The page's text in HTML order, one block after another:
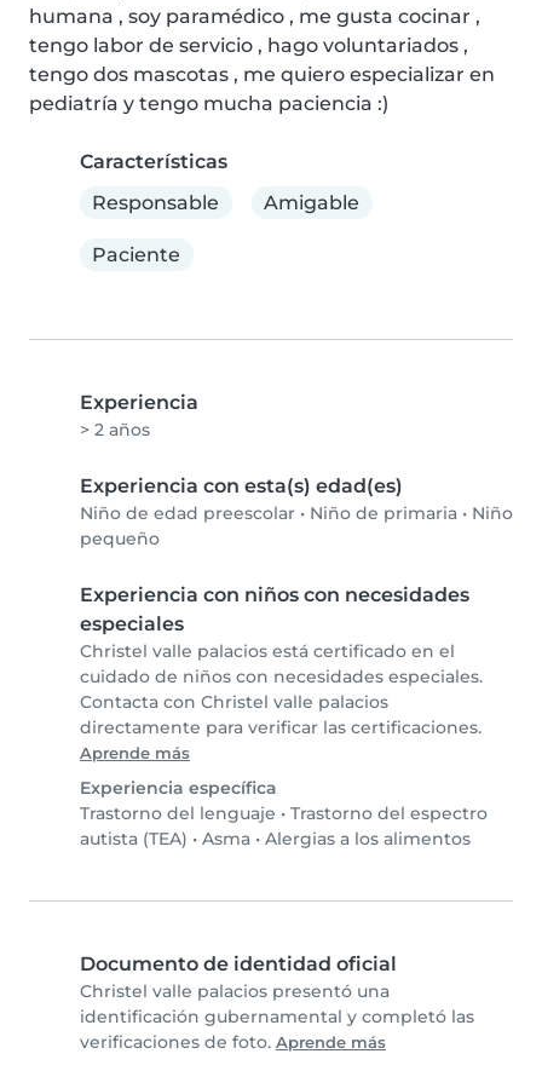
humana , soy paramédico , me gusta cocinar ,
tengo labor de servicio , hago voluntariados ,
tengo dos mascotas , me quiero especializar en
pediatría y tengo mucha paciencia :)
Características
Responsable
Amigable
Paciente
Experiencia
> 2 años
Experiencia con esta(s) edad(es)
Niño de edad preescolar • Niño de primaria • Niño
pequeño
Experiencia con niños con necesidades
especiales
Christel valle palacios está certificado en el
cuidado de niños con necesidades especiales.
Contacta con Christel valle palacios
directamente para verificar las certificaciones.
Aprende más
Experiencia específica
Trastorno del lenguaje • Trastorno del espectro
autista (TEA) • Asma • Alergias a los alimentos
Documento de identidad oficial
Christel valle palacios presentó una
identificación gubernamental y completó las
verificaciones de foto. Aprende más